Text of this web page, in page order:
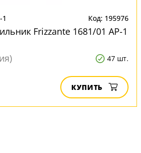
1 Код: 195976
Frizzante 1681/01 AP-1
47 шт.
КУПИТЬ